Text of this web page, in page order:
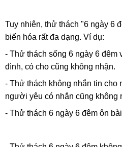
Tuy nhiên, thử thách "6 ngày 6
biến hóa rất đa dạng. Ví dụ:
- Thử thách sống 6 ngày 6 đêm
đình, có cho cũng không nhận.
- Thử thách không nhắn tin cho
người yêu có nhắn cũng không
- Thử thách 6 ngày 6 đêm ôn